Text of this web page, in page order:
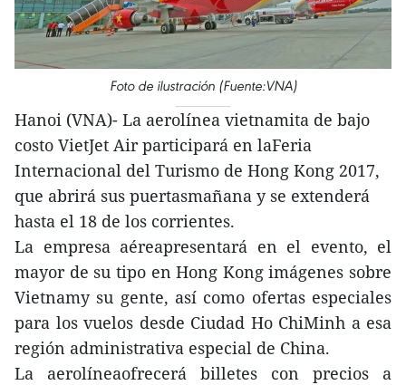
Foto de ilustración (Fuente:VNA)
Hanoi (VNA)- La aerolínea vietnamita de bajo
costo VietJet Air participará en laFeria
Internacional del Turismo de Hong Kong 2017,
que abrirá sus puertasmañana y se extenderá
hasta el 18 de los corrientes.
La empresa aéreapresentará en el evento, el
mayor de su tipo en Hong Kong imágenes sobre
Vietnamy su gente, así como ofertas especiales
para los vuelos desde Ciudad Ho ChiMinh a esa
región administrativa especial de China.
La aerolíneaofrecerá billetes con precios a